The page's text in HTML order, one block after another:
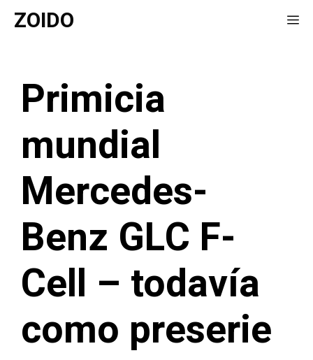
Saltar
ZOIDO
Primicia
mundial
Mercedes-
Benz GLC F-
Cell – todavía
como preserie